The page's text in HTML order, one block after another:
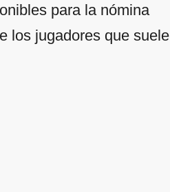
para la nómina
los jugadores que suele